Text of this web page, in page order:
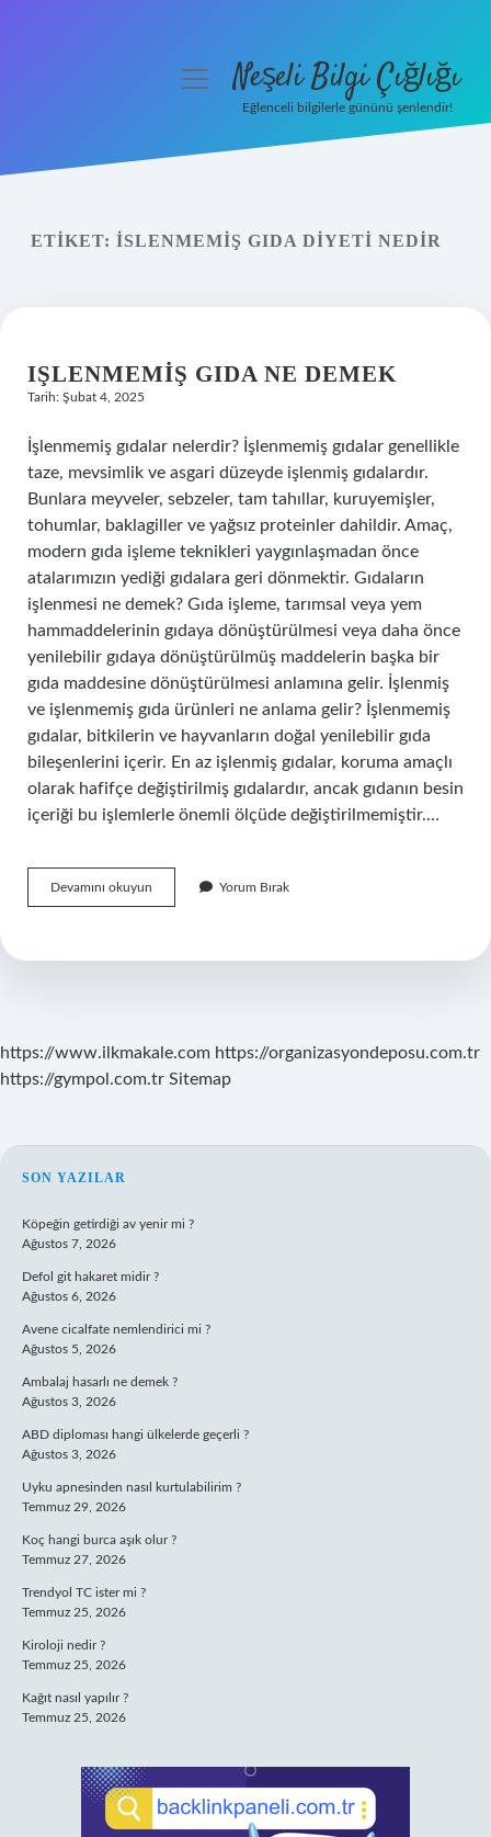
Yasal Uyarı
menüyüNeşeli Bilgi Çığlığı
Eğlenceli bilgilerle gününü şenlendir!
ETIKET: İSLENMEMIŞ GIDA DIYETI NEDIR
IŞLENMEMIŞ GIDA NE DEMEK
Tarih: Şubat 4, 2025
İşlenmemiş gıdalar nelerdir? İşlenmemiş gıdalar genellikle
taze, mevsimlik ve asgari düzeyde işlenmiş gıdalardır.
Bunlara meyveler, sebzeler, tam tahıllar, kuruyemişler,
tohumlar, baklagiller ve yağsız proteinler dahildir. Amaç,
modern gıda işleme teknikleri yaygınlaşmadan önce
atalarımızın yediği gıdalara geri dönmektir. Gıdaların
işlenmesi ne demek? Gıda işleme, tarımsal veya yem
hammaddelerinin gıdaya dönüştürülmesi veya daha önce
yenilebilir gıdaya dönüştürülmüş maddelerin başka bir
gıda maddesine dönüştürülmesi anlamına gelir. İşlenmiş
ve işlenmemiş gıda ürünleri ne anlama gelir? İşlenmemiş
gıdalar, bitkilerin ve hayvanların doğal yenilebilir gıda
bileşenlerini içerir. En az işlenmiş gıdalar, koruma amaçlı
olarak hafifçe değiştirilmiş gıdalardır, ancak gıdanın besin
içeriği bu işlemlerle önemli ölçüde değiştirilmemiştir.…
Devamını okuyun Işlenmemiş
Gıda
Yorum Bırak
https://www.ilkmakale.com https://organizasyondeposu.com.tr
https://gympol.com.tr Sitemap
SIDEBAR
SON YAZILAR
Köpeğin getirdiği av yenir mi ?
Ağustos 7, 2026
Defol git hakaret midir ?
Ağustos 6, 2026
Avene cicalfate nemlendirici mi ?
Ağustos 5, 2026
Ambalaj hasarlı ne demek ?
Ağustos 3, 2026
ABD diploması hangi ülkelerde geçerli ?
Ağustos 3, 2026
Uyku apnesinden nasıl kurtulabilirim ?
Temmuz 29, 2026
Koç hangi burca aşık olur ?
Temmuz 27, 2026
Trendyol TC ister mi ?
Temmuz 25, 2026
Kiroloji nedir ?
Temmuz 25, 2026
Kağıt nasıl yapılır ?
Temmuz 25, 2026